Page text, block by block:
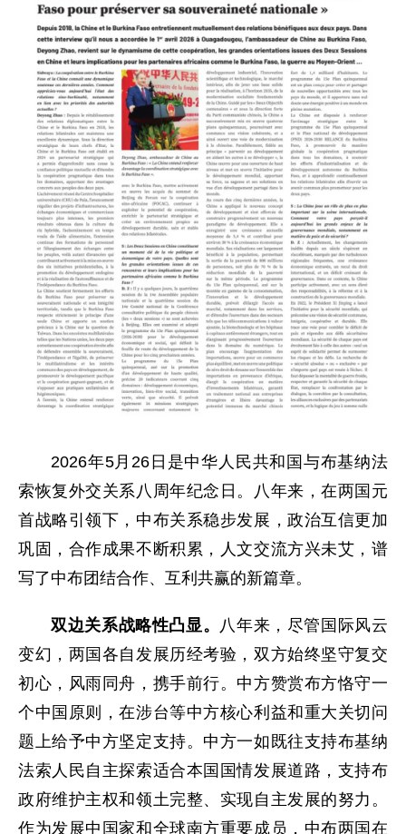
2026年5月26日是中华人民共和国与布基纳法
索恢复外交关系八周年纪念日。八年来，在两国元
首战略引领下，中布关系稳步发展，政治互信更加
巩固，合作成果不断积累，人文交流方兴未艾，谱
写了中布团结合作、互利共赢的新篇章。
双边关系战略性凸显。 八年来，尽管国际风云
变幻，两国各自发展历经考验，双方始终坚守复交
初心，风雨同舟，携手前行。中方赞赏布方恪守一
个中国原则，在涉台等中方核心利益和重大关切问
题上给予中方坚定支持。中方一如既往支持布基纳
法索人民自主探索适合本国国情发展道路，支持布
政府维护主权和领土完整、实现自主发展的努力。
作为发展中国家和全球南方重要成员，中布两国在